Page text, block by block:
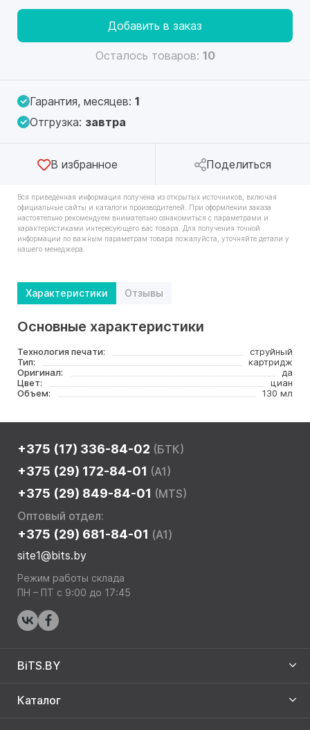
Добавить в заказ
Осталось товаров: 10
Гарантия, месяцев: 1
Отгрузка: завтра
В избранное Поделиться
Вся приведённая информация получена из открытых источников, включая
официальные сайты и каталоги производителей. При оформлении заказа
настоятельно рекомендуем внимательно ознакомиться с параметрами и
характеристиками интересующего вас товара. Для получения точной
информации по важным параметрам товара пожалуйста, уточняйте детали у
нашего менеджера.
Характеристики Отзывы
Основные характеристики
Технология печати:
струйный
Тип:
картридж
Оригинал:
да
Цвет:
циан
Объем:
130 мл
+375 (17) 336-84-02 (БТК)
+375 (29) 172-84-01 (A1)
+375 (29) 849-84-01 (MTS)
Оптовый отдел:
+375 (29) 681-84-01 (A1)
site1@bits.by
Режим работы склада
ПН – ПТ с 9:00 до 17:45
BiTS.BY
Каталог